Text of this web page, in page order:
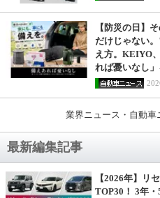
【防災の日】
だけじゃない
え方。KEIYO
れば憂いなし
業界ニュース・自動車
最新編集記事
【2026年】リ
TOP30！ 3年